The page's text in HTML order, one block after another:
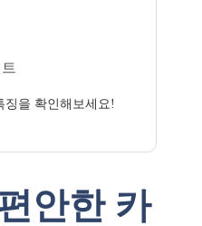
징을 확인해보세요!
안한 카